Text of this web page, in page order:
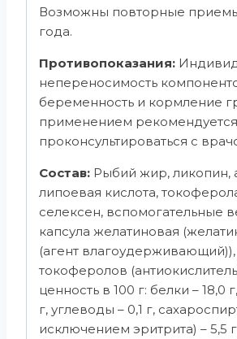
Возможны повторные
года.
Противопоказания:
непереносимость
беременность и кормление
применением рекомендуется
проконсультироваться с
Состав: Рыбий жир, ликопин,
липоевая кислота,
селексен, вспомогательные
капсула желатиновая
(агент
токоферолов
ценность в 100 г: белки – 18,0
г, углеводы – 0,1 г,
исключением эритрита) – 5,5